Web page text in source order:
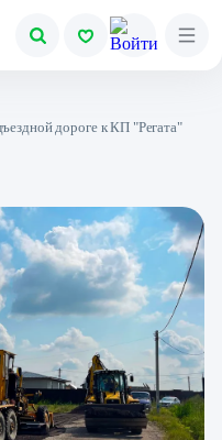
дороге к КП "Регата"